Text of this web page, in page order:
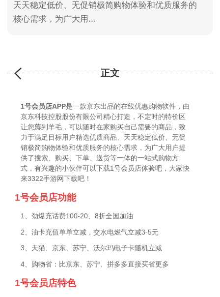
天天稳定低价、无促销极简购物体验和优质服务的
核心需求，为广大用...
正文
1号会员店APP是一款京东出品的在线优惠购物软件，由
京东科技控股股份有限公司精心打造，不定时的特价区
让您薅到羊毛，可以随时在家购买自己需要的商品，致
力于满足目标用户精选优质商品、天天稳定低价、无促
销极简购物体验和优质服务的核心需求，为广大用户提
供了搜索、购买、下单、送货等一体的一站式购物方
式，有兴趣的小伙伴可以下载1号会员店体验吧，大家快
来3322手游网下载吧！
1号会员店功能
1、劲爆充话费100-20、8折全国加油
2、油卡充值单单立减，交水电燃气立减3-5元
3、天猫、京东、苏宁、沃尔玛电子卡随机立减
4、购物省：比京东、苏宁、拼多多直接买省更多
1号会员店特色